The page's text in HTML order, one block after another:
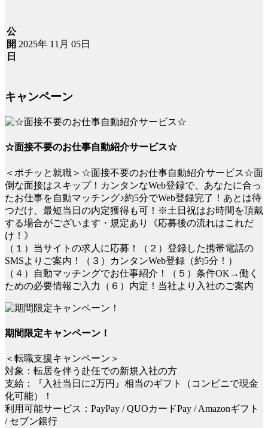
公
開
日
2025年 11月 05日
キャンペーン
☆面接不要のお仕事自動紹介サービス☆
＜ポチッと就職＞☆面接不要のお仕事自動紹介サービス☆面
倒な面接はスキップ！カンタンなWeb登録で、あなたに合っ
たお仕事を自動マッチング♪約5分でWeb登録完了！あとは待
つだけ、最短当日の内定獲得も可！※土日祝はお時間を頂戴
する場合がございます・規定あり《応募後の流れはこれだ
け！》
（１）当サイトの求人に応募！（２）登録した携帯電話の
SMSよりご案内！（３）カンタンWeb登録（約5分！）
（４）自動マッチングでお仕事紹介！（５）条件OK→働く
ための必要情報ご入力（６）内定！当社より入社のご案内
期間限定キャンペーン！
＜転職支援キャンペーン＞
対象：転居を伴う赴任での新規入社の方
支給：『入社当日に2万円』相当のギフト（コンビニで現金
化可能）！
利用可能サービス：PayPay / QUOカードPay / Amazonギフト
/ セブン銀行